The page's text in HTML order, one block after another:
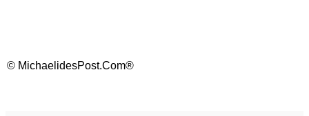
© MichaelidesPost.Com®